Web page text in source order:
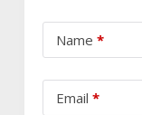
Name *
Email *